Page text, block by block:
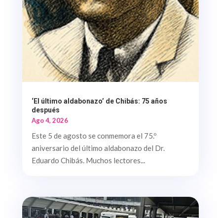
‘El último aldabonazo’ de Chibás: 75 años
después
Ago 4, 2026
Este 5 de agosto se conmemora el 75.º
aniversario del último aldabonazo del Dr.
Eduardo Chibás. Muchos lectores...